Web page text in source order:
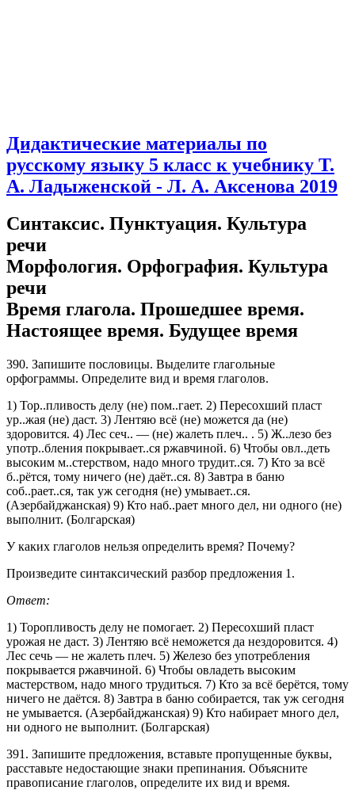
Дидактические материалы по
русскому языку 5 класс к учебнику Т.
А. Ладыженской - Л. А. Аксенова 2019
Синтаксис. Пунктуация. Культура
речи
Морфология. Орфография. Культура
речи
Время глагола. Прошедшее время.
Настоящее время. Будущее время
390. Запишите пословицы. Выделите глагольные
орфограммы. Определите вид и время глаголов.
1) Тор..пливость делу (не) пом..гает. 2) Пересохший пласт
ур..жая (не) даст. 3) Лентяю всё (не) можется да (не)
здоровится. 4) Лес сеч.. — (не) жалеть плеч.. . 5) Ж..лезо без
употр..бления покрывает..ся ржавчиной. 6) Чтобы овл..деть
высоким м..стерством, надо много трудит..ся. 7) Кто за всё
б..рётся, тому ничего (не) даёт..ся. 8) Завтра в баню
соб..рает..ся, так уж сегодня (не) умывает..ся.
(Азербайджанская) 9) Кто наб..рает много дел, ни одного (не)
выполнит. (Болгарская)
У каких глаголов нельзя определить время? Почему?
Произведите синтаксический разбор предложения 1.
Ответ:
1) Торопливость делу не помогает. 2) Пересохший пласт
урожая не даст. 3) Лентяю всё неможется да нездоровится. 4)
Лес сечь — не жалеть плеч. 5) Железо без употребления
покрывается ржавчиной. 6) Чтобы овладеть высоким
мастерством, надо много трудиться. 7) Кто за всё берётся, тому
ничего не даётся. 8) Завтра в баню собирается, так уж сегодня
не умывается. (Азербайджанская) 9) Кто набирает много дел,
ни одного не выполнит. (Болгарская)
391. Запишите предложения, вставьте пропущенные буквы,
расставьте недостающие знаки препинания. Объясните
правописание глаголов, определите их вид и время.